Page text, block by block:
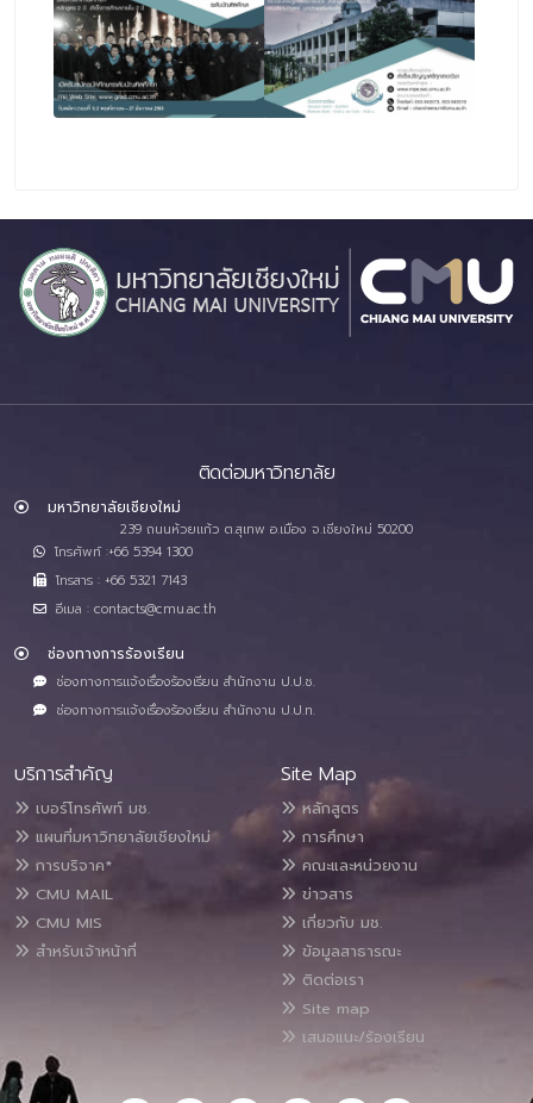
ติดต่อมหาวิทยาลัย
มหาวิทยาลัยเชียงใหม่
239 ถนนห้วยแก้ว ต.สุเทพ อ.เมือง จ.เชียงใหม่ 50200
โทรศัพท์ :+66 5394 1300
โทรสาร : +66 5321 7143
อีเมล : contacts@cmu.ac.th
ช่องทางการร้องเรียน
ช่องทางการแจ้งเรื่องร้องเรียน สำนักงาน ป.ป.ช.
ช่องทางการแจ้งเรื่องร้องเรียน สำนักงาน ป.ป.ท.
บริการสำคัญ
เบอร์โทรศัพท์ มช.
แผนที่มหาวิทยาลัยเชียงใหม่
การบริจาค*
CMU MAIL
CMU MIS
สำหรับเจ้าหน้าที่
Site Map
หลักสูตร
การศึกษา
คณะและหน่วยงาน
ข่าวสาร
เกี่ยวกับ มช.
ข้อมูลสาธารณะ
ติดต่อเรา
Site map
เสนอแนะ/ร้องเรียน